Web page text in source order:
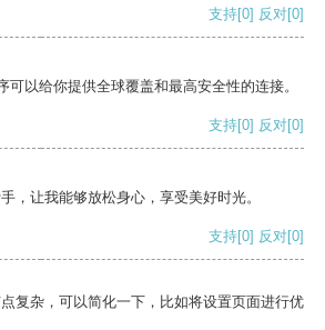
支持[0] 反对[0]
可以给你提供全球覆盖和最高安全性的连接。
支持[0] 反对[0]
，让我能够放松身心，享受美好时光。
支持[0] 反对[0]
复杂，可以简化一下，比如将设置页面进行优